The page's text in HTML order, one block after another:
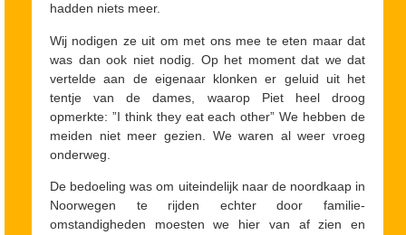
hadden niets meer.
Wij nodigen ze uit om met ons mee te eten maar dat
was dan ook niet nodig. Op het moment dat we dat
vertelde aan de eigenaar klonken er geluid uit het
tentje van de dames, waarop Piet heel droog
opmerkte: ”I think they eat each other” We hebben de
meiden niet meer gezien. We waren al weer vroeg
onderweg.
De bedoeling was om uiteindelijk naar de noordkaap in
Noorwegen te rijden echter door familie-
omstandigheden moesten we hier van af zien en